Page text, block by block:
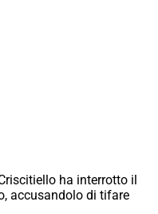
ha interrotto il
accusandolo di tifare